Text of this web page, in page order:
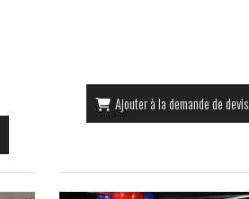
Ajouter à la demande de devis